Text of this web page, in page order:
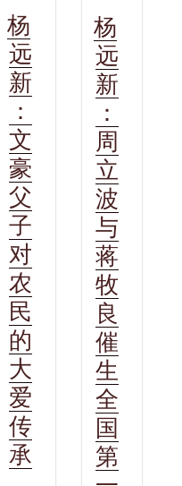
杨
远
新
：
文
豪
父
子
对
农
民
的
大
爱
传
承
杨
远
新
：
周
立
波
与
蒋
牧
良
催
生
全
国
第